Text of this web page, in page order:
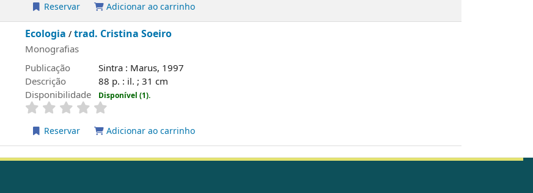
Reservar Adicionar ao carrinho
Ecologia /trad. Cristina Soeiro
Monografias
Publicação
Sintra : Marus, 1997
Descrição
88 p. : il. ; 31 cm
Disponibilidade
Disponível (1).
Reservar Adicionar ao carrinho